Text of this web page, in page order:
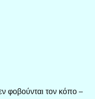
φοβούνται τον κόπο –